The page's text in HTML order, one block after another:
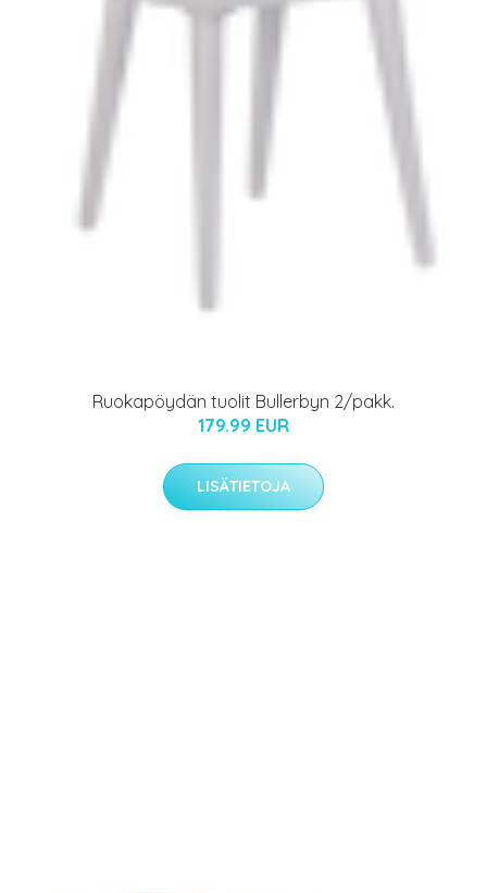
Ruokapöydän tuolit Bullerbyn 2/pakk.
179.99 EUR
LISÄTIETOJA